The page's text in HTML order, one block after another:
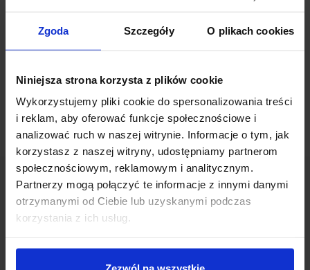
Zgoda Szczegóły O plikach cookies
Niniejsza strona korzysta z plików cookie
Wykorzystujemy pliki cookie do spersonalizowania treści
i reklam, aby oferować funkcje społecznościowe i
analizować ruch w naszej witrynie. Informacje o tym, jak
korzystasz z naszej witryny, udostępniamy partnerom
społecznościowym, reklamowym i analitycznym.
Partnerzy mogą połączyć te informacje z innymi danymi
otrzymanymi od Ciebie lub uzyskanymi podczas
korzystania z ich usług.
Opinie Klientów